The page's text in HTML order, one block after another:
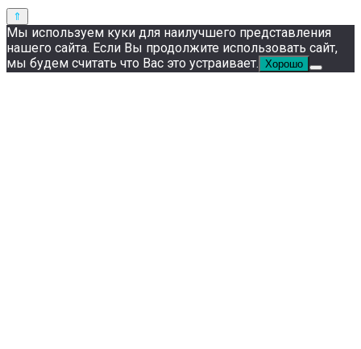
Мы используем куки для наилучшего представления
нашего сайта. Если Вы продолжите использовать сайт,
мы будем считать что Вас это устраивает. Хорошо